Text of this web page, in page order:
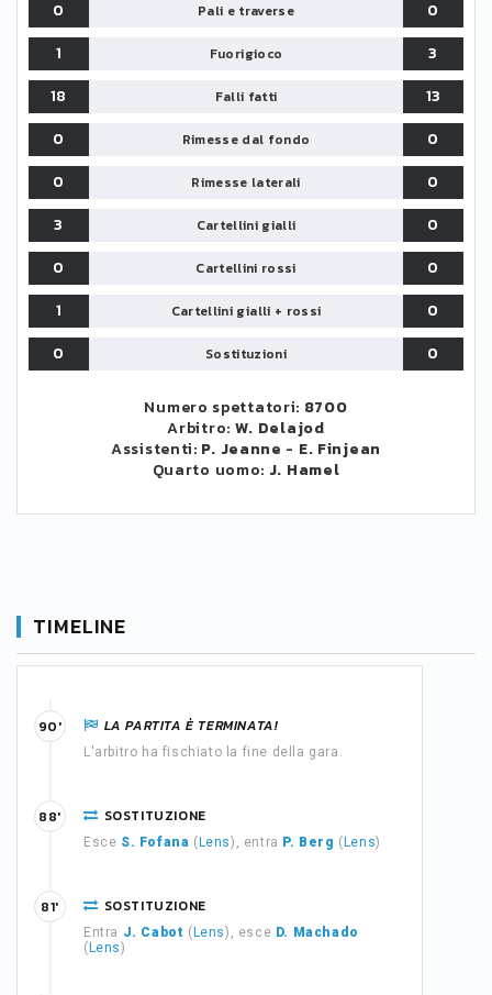
0 Pali e traverse
0
1
Fuorigioco
3
18
Falli fatti
13
0
Rimesse dal fondo
0
0
Rimesse laterali
0
3
Cartellini gialli
0
0
Cartellini rossi
0
1
Cartellini gialli + rossi
0
0
Sostituzioni 0
Numero spettatori: 8700
Arbitro: W. Delajod
Assistenti: P. Jeanne - E. Finjean
Quarto uomo: J. Hamel
TIMELINE
LA PARTITA È TERMINATA!
L'arbitro ha fischiato la fine della gara.
90'
SOSTITUZIONE
Esce S. Fofana ( Lens), entra P. Berg ( Lens)
88'
SOSTITUZIONE
Entra J. Cabot ( Lens), esce D. Machado
( Lens)
81'